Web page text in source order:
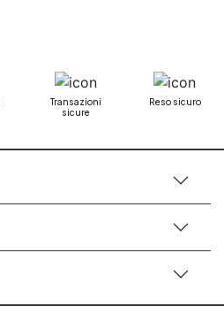
Transazioni
sicure
Reso sicuro